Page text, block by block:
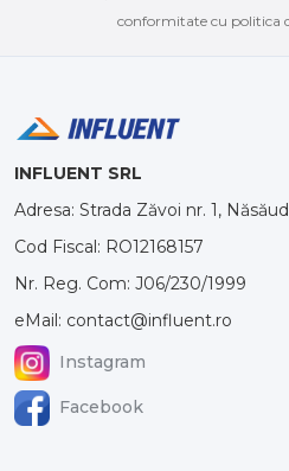
conformitate cu politica
INFLUENT SRL
Adresa: Strada Zăvoi nr. 1,
Cod Fiscal: RO12168157
Nr. Reg. Com: J06/230/1999
eMail: contact@influent.ro
Instagram
Facebook